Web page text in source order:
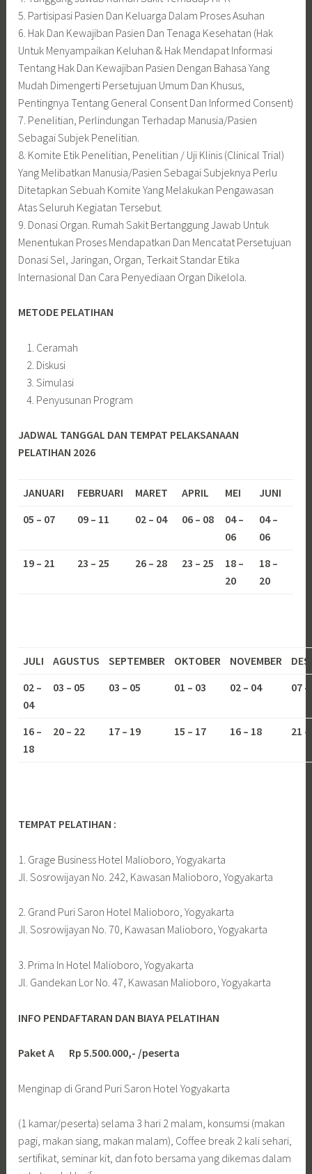
5. Partisipasi Pasien Dan Keluarga Dalam Proses Asuhan
6. Hak Dan Kewajiban Pasien Dan Tenaga Kesehatan (Hak
Untuk Menyampaikan Keluhan & Hak Mendapat Informasi
Tentang Hak Dan Kewajiban Pasien Dengan Bahasa Yang
Mudah Dimengerti Persetujuan Umum Dan Khusus,
Pentingnya Tentang General Consent Dan Informed Consent)
7. Penelitian, Perlindungan Terhadap Manusia/Pasien
Sebagai Subjek Penelitian.
8. Komite Etik Penelitian, Penelitian / Uji Klinis (Clinical Trial)
Yang Melibatkan Manusia/Pasien Sebagai Subjeknya Perlu
Ditetapkan Sebuah Komite Yang Melakukan Pengawasan
Atas Seluruh Kegiatan Tersebut.
9. Donasi Organ. Rumah Sakit Bertanggung Jawab Untuk
Menentukan Proses Mendapatkan Dan Mencatat Persetujuan
Donasi Sel, Jaringan, Organ, Terkait Standar Etika
Internasional Dan Cara Penyediaan Organ Dikelola.
METODE PELATIHAN
Ceramah
Diskusi
Simulasi
Penyusunan Program
JADWAL TANGGAL DAN TEMPAT PELAKSANAAN
PELATIHAN 2026
JANUARI FEBRUARI MARET APRIL MEI
JUNI
05 – 07
09 – 11 02 – 04 06 – 08
04 –
06
04 –
06
19 – 21
23 – 25 26 – 28 23 – 25
18 –
20
18 –
20
JULI AGUSTUS SEPTEMBER OKTOBER NOVEMBER
02 –
04
03 – 05 03 – 05 01 – 03 02 – 04 07
16 –
18
20 – 22 17 – 19 15 – 17 16 – 18 21
TEMPAT PELATIHAN :
1. Grage Business Hotel Malioboro, Yogyakarta
Jl. Sosrowijayan No. 242, Kawasan Malioboro, Yogyakarta
2. Grand Puri Saron Hotel Malioboro, Yogyakarta
Jl. Sosrowijayan No. 70, Kawasan Malioboro, Yogyakarta
3. Prima In Hotel Malioboro, Yogyakarta
Jl. Gandekan Lor No. 47, Kawasan Malioboro, Yogyakarta
INFO PENDAFTARAN DAN BIAYA PELATIHAN
Paket A Rp 5.500.000,- /peserta
Menginap di Grand Puri Saron Hotel Yogyakarta
(1 kamar/peserta) selama 3 hari 2 malam, konsumsi (makan
pagi, makan siang, makan malam), Coffee break 2 kali sehari,
sertifikat, seminar kit, dan foto bersama yang dikemas dalam